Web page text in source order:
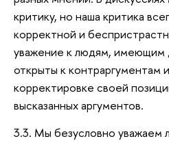
критику, но наша критика
корректной и
уважение к людям,
открыты к контраргументам
корректировке своей
высказанных аргументов.
3.3. Мы безусловно уважаем